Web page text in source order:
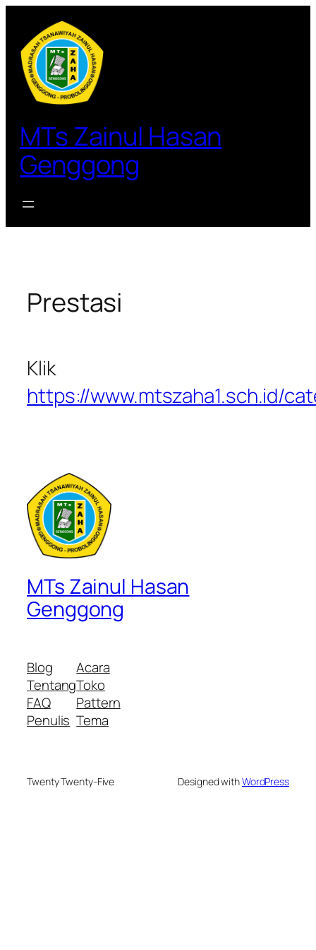
konten
MTs Zainul Hasan
Genggong
Prestasi
Klik
https://www.mtszaha1.sch.id/
MTs Zainul Hasan
Genggong
Blog
Tentang
FAQ
Penulis
Acara
Toko
Pattern
Tema
Twenty Twenty-Five Designed withWordPress